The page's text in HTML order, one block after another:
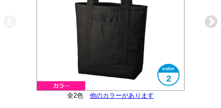
全2色 他のカラーがあります
2
B4サイズ対応
外ポケット付
オーガニックコットンマーク付
大きさイメージ
使用イメージ